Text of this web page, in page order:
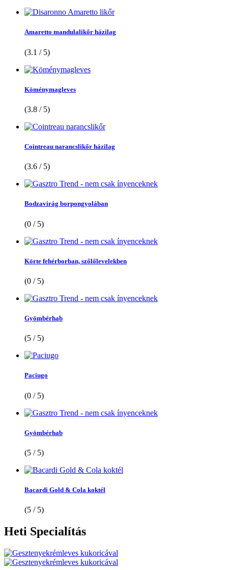
Amaretto mandulalikőr házilag
(3.1 / 5)
Köménymagleves
(3.8 / 5)
Cointreau narancslikőr házilag
(3.6 / 5)
Bodzavirág borpongyolában
(0 / 5)
Körte fehérborban, szőlőlevelekben
(0 / 5)
Gyömbérhab
(5 / 5)
Paciugo
(0 / 5)
Gyömbérhab
(5 / 5)
Bacardi Gold & Cola koktél
(5 / 5)
Heti Specialítás